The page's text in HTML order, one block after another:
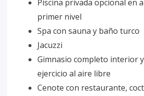
Piscina privada opcional en
primer nivel
Spa con sauna y baño turco
Jacuzzi
Gimnasio completo interior
ejercicio al aire libre
Cenote con restaurante,